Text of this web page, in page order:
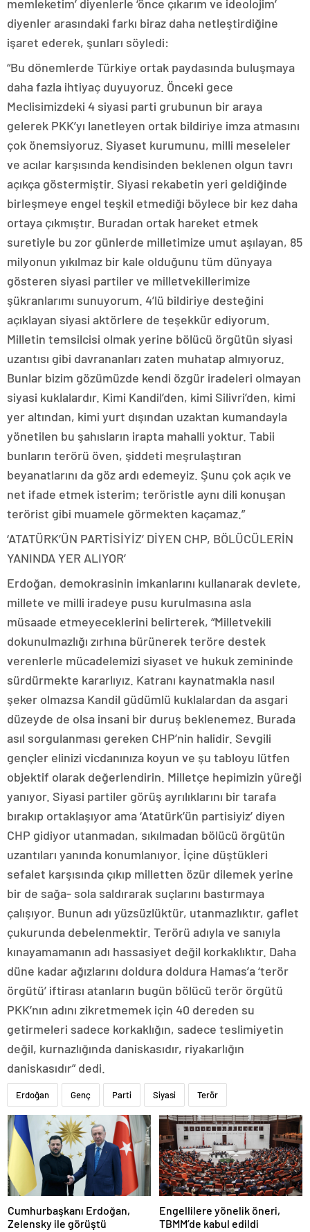
memleketim’ diyenlerle ‘önce çıkarım ve ideolojim’
diyenler arasındaki farkı biraz daha netleştirdiğine
işaret ederek, şunları söyledi:
“Bu dönemlerde Türkiye ortak paydasında buluşmaya
daha fazla ihtiyaç duyuyoruz. Önceki gece
Meclisimizdeki 4 siyasi parti grubunun bir araya
gelerek PKK’yı lanetleyen ortak bildiriye imza atmasını
çok önemsiyoruz. Siyaset kurumunu, milli meseleler
ve acılar karşısında kendisinden beklenen olgun tavrı
açıkça göstermiştir. Siyasi rekabetin yeri geldiğinde
birleşmeye engel teşkil etmediği böylece bir kez daha
ortaya çıkmıştır. Buradan ortak hareket etmek
suretiyle bu zor günlerde milletimize umut aşılayan, 85
milyonun yıkılmaz bir kale olduğunu tüm dünyaya
gösteren siyasi partiler ve milletvekillerimize
şükranlarımı sunuyorum. 4’lü bildiriye desteğini
açıklayan siyasi aktörlere de teşekkür ediyorum.
Milletin temsilcisi olmak yerine bölücü örgütün siyasi
uzantısı gibi davrananları zaten muhatap almıyoruz.
Bunlar bizim gözümüzde kendi özgür iradeleri olmayan
siyasi kuklalardır. Kimi Kandil’den, kimi Silivri’den, kimi
yer altından, kimi yurt dışından uzaktan kumandayla
yönetilen bu şahısların irapta mahalli yoktur. Tabii
bunların terörü öven, şiddeti meşrulaştıran
beyanatlarını da göz ardı edemeyiz. Şunu çok açık ve
net ifade etmek isterim; teröristle aynı dili konuşan
terörist gibi muamele görmekten kaçamaz.”
‘ATATÜRK’ÜN PARTİSİYİZ’ DİYEN CHP, BÖLÜCÜLERİN
YANINDA YER ALIYOR’
Erdoğan, demokrasinin imkanlarını kullanarak devlete,
millete ve milli iradeye pusu kurulmasına asla
müsaade etmeyeceklerini belirterek, “Milletvekili
dokunulmazlığı zırhına bürünerek teröre destek
verenlerle mücadelemizi siyaset ve hukuk zemininde
sürdürmekte kararlıyız. Katranı kaynatmakla nasıl
şeker olmazsa Kandil güdümlü kuklalardan da asgari
düzeyde de olsa insani bir duruş beklenemez. Burada
asıl sorgulanması gereken CHP’nin halidir. Sevgili
gençler elinizi vicdanınıza koyun ve şu tabloyu lütfen
objektif olarak değerlendirin. Milletçe hepimizin yüreği
yanıyor. Siyasi partiler görüş ayrılıklarını bir tarafa
bırakıp ortaklaşıyor ama ‘Atatürk’ün partisiyiz’ diyen
CHP gidiyor utanmadan, sıkılmadan bölücü örgütün
uzantıları yanında konumlanıyor. İçine düştükleri
sefalet karşısında çıkıp milletten özür dilemek yerine
bir de sağa- sola saldırarak suçlarını bastırmaya
çalışıyor. Bunun adı yüzsüzlüktür, utanmazlıktır, gaflet
çukurunda debelenmektir. Terörü adıyla ve sanıyla
kınayamamanın adı hassasiyet değil korkaklıktır. Daha
düne kadar ağızlarını doldura doldura Hamas’a ‘terör
örgütü’ iftirası atanların bugün bölücü terör örgütü
PKK’nın adını zikretmemek için 40 dereden su
getirmeleri sadece korkaklığın, sadece teslimiyetin
değil, kurnazlığında daniskasıdır, riyakarlığın
daniskasıdır” dedi.
Erdoğan Genç Parti Siyasi Terör
Cumhurbaşkanı Erdoğan,
Zelensky ile görüştü
Engellilere yönelik öneri,
TBMM’de kabul edildi